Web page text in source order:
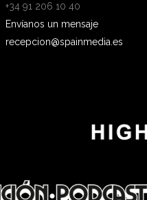
+34 91 206 10 40
Envíanos un mensaje
recepcion@spainmedia.es